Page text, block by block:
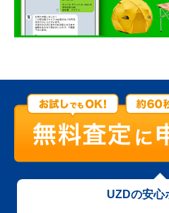
UZDの安心